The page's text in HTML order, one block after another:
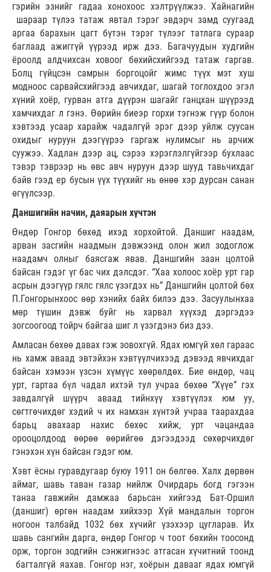
гэрийн эзнийг гадаа хонохоос хэлтрүүлжээ. Хайнагийн
шараар түлээ татаж явтал тэрэг эвдэрч замд суугаад
аргаа барахын цагт бүтэн тэрэг түлээг татлага сураар
баглаад ажиггүй үүрээд ирж дээ. Багачуудын худгийн
ёроолд алдчихсан ховоог бөхийсхийгээд татаж гаргав.
Болц гүйцсэн самрын боргоцойг жимс түүх мэт хуш
модноос сарвайсхийгээд авчихдаг, шагай тоглохдоо эгэл
хүний хоёр, гурван атга дүүрэн шагайг ганцхан шүүрээд
хамчихдаг л гэнэ. Өөрийн биеэр горхи тэгнэж гүүр болон
хэвтээд усаар харайж чадалгүй эрэг дээр уйлж суусан
охидыг нуруун дээгүүрээ гаргаж нулимсыг нь арчиж
суужээ. Хадлан дээр ац, сэрээ хэрэглэлгүйгээр бухлаас
тэвэр тэврээр нь өвс авч нуруун дээр шууд тавьчихдаг
байв гээд ер бусын үүх түүхийг нь өнөө хэр дурсан санан
өгүүлсээр.
Даншигийн начин, даяарын хүчтэн
Өндөр Гонгор бөхөд ихэд хорхойтой. Даншиг наадам,
арван засгийн наадмын дэвжээнд олон жил зодоглож
наадамч олныг баясгаж явав. Даншгийн заан цолтой
байсан гэдэг үг бас чих дэлсдэг. “Хаа холоос хоёр урт гар
асрын дээгүүр гялс гялс үзэгдэх нь” Даншгийн цолтой бөх
П.Гонгорынхоос өөр хэнийх байх билээ дээ. Засуулынхаа
мөр түшин дэвж буйг нь харвал хүүхэд дэргэдээ
зогсоогоод тойрч байгаа шиг л үзэгдэнэ биз дээ.
Амласан бөхөө давах гэж зовохгүй. Ядах юмгүй хөл гараас
нь хамж аваад эвтэйхэн хэвтүүлчихээд дэвээд явчихдаг
байсан хэмээн үзсэн хүмүүс хөөрөлдөх. Бие өндөр, чац
урт, гартаа бүл чадал ихтэй тул учраа бөхөө “Хүүе” гэх
завдалгүй шүүрч аваад тийнхүү хэвтүүлэх юм уу,
сөгтгөчихдөг хэдий ч их намхан хүнтэй учраа таарахдаа
барьц авахаар нахис бөхөс хийж, урт чацандаа
орооцолдоод өөрөө өөрийгөө дэгээдээд сөхөрчихдөг
гэнэхэн хүн байсан гэдэг юм.
Хэвт ёсны гуравдугаар буюу 1911 он бөлгөө. Халх дөрвөн
аймаг, шавь таван газар нийлж Очирдарь богд гэгээн
танаа гавжийн дамжаа барьсан хийгээд Бат-Оршил
(даншиг) өргөн наадам хийхээр Хүй мандалын торгон
ногоон талбайд 1032 бөх хүчийг үзэхээр цугларав. Их
шавь сангийн дарга, өндөр Гонгор ч тоот бөхийн тоосонд
орж, торгон зодгийн сэнжигнээс атгасан хүчитний тоонд
багталгүй яахав. Гонгор нэг, хоёрын давааг ядах юмгүй